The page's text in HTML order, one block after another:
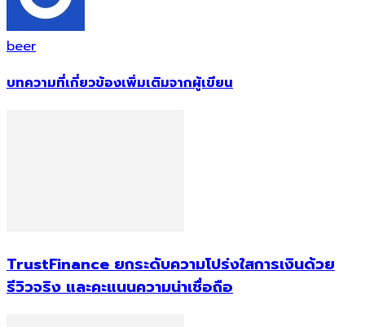
beer
บทความที่เกี่ยวข้องเพิ่มเติมจากผู้เขียน
TrustFinance ยกระดับความโปร่งใสการเงินด้วย
รีวิวจริง และคะแนนความน่าเชื่อถือ